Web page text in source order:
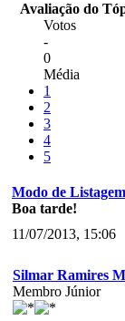
Avaliação do
Votos
-
0
Média
1
2
3
4
5
Modo de Listagem
Boa tarde!
11/07/2013, 15:06
Silmar Ramires
Membro Júnior